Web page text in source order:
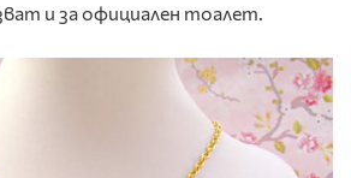
и за официален тоалет.